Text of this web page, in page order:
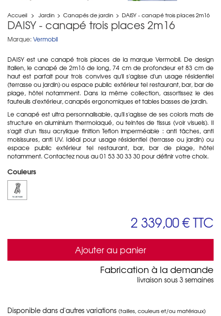
Accueil > Jardin > Canapés de jardin > DAISY - canapé trois places 2m16
DAISY - canapé trois places 2m16
Marque: Vermobil
DAISY est une canapé trois places de la marque Vermobil. De design
italien, le canapé de 2m16 de long, 74 cm de profondeur et 83 cm de
haut est parfait pour trois convives qu'il s'agisse d'un usage résidentiel
(terrasse ou jardin) ou espace public extérieur tel restaurant, bar, bar de
plage, hôtel notamment. Dans la même collection, assortissez le des
fauteuils d'extérieur, canapés ergonomiques et tables basses de jardin.
Le canapé est ultra personnalisable, qu'il s'agisse de ses coloris mats de
structure en aluminium thermolaqué, ou teintes de tissus (voir visuels). Il
s'agit d'un tissu acrylique finition Teflon imperméable : anti tâches, anti
moisissures, anti UV. Idéal pour usage résidentiel (terrasse ou jardin) ou
espace public extérieur tel restaurant, bar, bar de plage, hôtel
notamment. Contactez nous au 01 53 30 33 30 pour définir votre choix.
Couleurs
2 339,00 €TTC
Ajouter au panier
Fabrication à la demande
livraison sous 3 semaines
Disponible dans d'autres variations (tailles, couleurs et/ou matériaux)